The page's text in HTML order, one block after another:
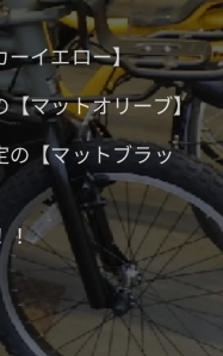
ーイエロー】
マットオリーブ】
の【マットブラッ
！